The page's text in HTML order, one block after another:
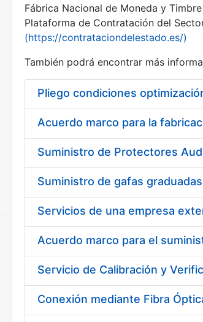
Show/Hide
Show/Hide
Show/Hide
Show/Hide
Fábrica Nacional de Moneda y
Plataforma de Contratación del
(https://contrataciondelestado.es/)
También podrá encontrar más
Pliego condiciones
Acuerdo marco para la
Acuerdo marco para el